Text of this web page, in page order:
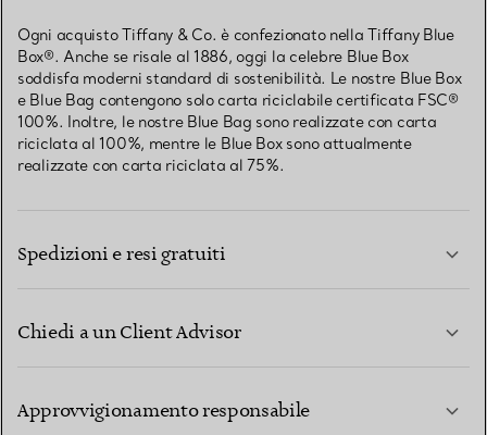
Ogni acquisto Tiffany & Co. è confezionato nella Tiffany Blue
Box®. Anche se risale al 1886, oggi la celebre Blue Box
soddisfa moderni standard di sostenibilità. Le nostre Blue Box
e Blue Bag contengono solo carta riciclabile certificata FSC®
100%. Inoltre, le nostre Blue Bag sono realizzate con carta
riciclata al 100%, mentre le Blue Box sono attualmente
realizzate con carta riciclata al 75%.
Spedizioni e resi gratuiti
Chiedi a un Client Advisor
Approvvigionamento responsabile